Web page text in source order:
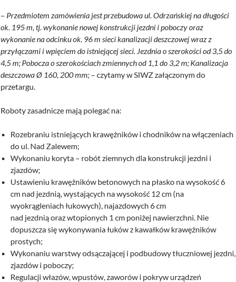
– Przedmiotem zamówienia jest przebudowa ul. Odrzańskiej na długości
ok. 195 m, tj. wykonanie nowej konstrukcji jezdni i poboczy oraz
wykonanie na odcinku ok. 96 m sieci kanalizacji deszczowej wraz z
przyłączami i wpięciem do istniejącej sieci. Jezdnia o szerokości od 3,5 do
4,5 m; Pobocza o szerokościach zmiennych od 1,1 do 3,2 m; Kanalizacja
deszczowa Ø 160, 200 mm; – czytamy w SIWZ załączonym do
przetargu.
Roboty zasadnicze mają polegać na:
Rozebraniu istniejących krawężników i chodników na włączeniach
do ul. Nad Zalewem;
Wykonaniu koryta – robót ziemnych dla konstrukcji jezdni i
zjazdów;
Ustawieniu krawężników betonowych na płasko na wysokość 6
cm nad jezdnią, wystających na wysokość 12 cm (na
wyokrągleniach łukowych), najazdowych 6 cm
nad jezdnią oraz wtopionych 1 cm poniżej nawierzchni. Nie
dopuszcza się wykonywania łuków z kawałków krawężników
prostych;
Wykonaniu warstwy odsączającej i podbudowy tłuczniowej jezdni,
zjazdów i poboczy;
Regulacji włazów, wpustów, zaworów i pokryw urządzeń